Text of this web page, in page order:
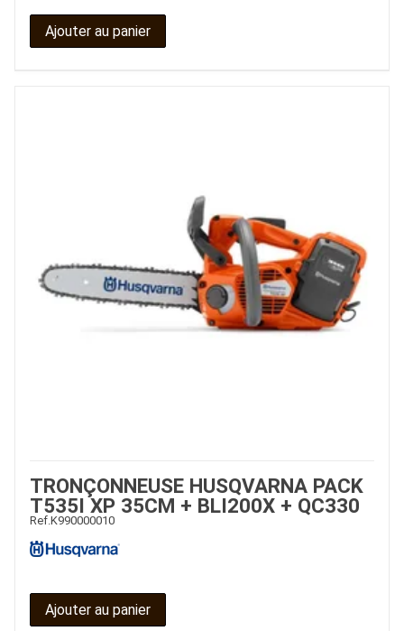
Ajouter au panier
TRONÇONNEUSE HUSQVARNA PACK
T535I XP 35CM + BLI200X + QC330
Ref. K990000010
Ajouter au panier